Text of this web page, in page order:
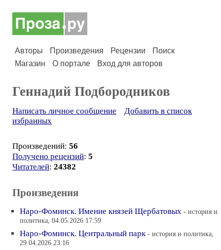
Авторы Произведения Рецензии
Поиск
Магазин
О портале Вход для авторов
Геннадий Подбородников
Написать личное сообщение
Добавить в список
избранных
Произведений: 56
Получено рецензий: 5
Читателей: 24382
Произведения
Наро-Фоминск. Имение князей Щербатовых - история и
политика, 04.05.2026 17:59
Наро-Фоминск. Центральный парк - история и политика,
29.04.2026 23:16